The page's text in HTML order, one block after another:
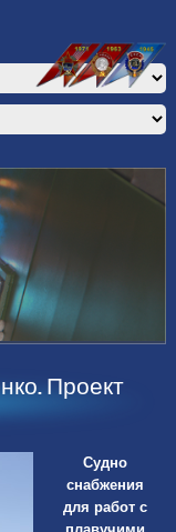
Проект
Судно
снабжения
для работ с